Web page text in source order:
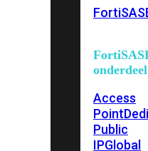
onderdeel
Access
Point
Public
IPGlobal